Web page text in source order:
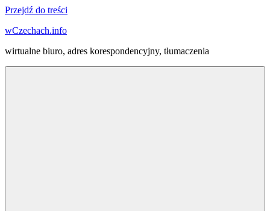
Przejdź do treści
wCzechach.info
wirtualne biuro, adres korespondencyjny, tłumaczenia